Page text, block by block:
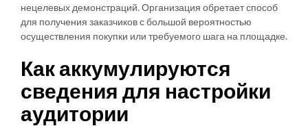
нецелевых демонстраций. Организация обретает способ
для получения заказчиков с большой вероятностью
осуществления покупки или требуемого шага на площадке.
Как аккумулируются
сведения для настройки
аудитории